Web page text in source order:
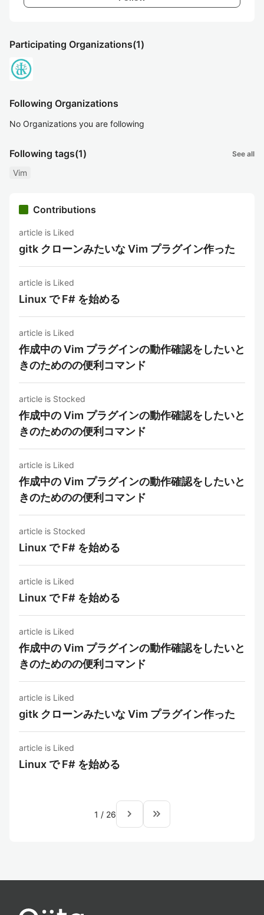
Participating Organizations(1)
Following Organizations
No Organizations you are following
Following tags(1) See all
Vim
Contributions
article is Liked
gitk クローンみたいな Vim プラグイン作った
article is Liked
Linux で F# を始める
article is Liked
作成中の Vim プラグインの動作確認をしたいと
きのためのの便利コマンド
article is Stocked
作成中の Vim プラグインの動作確認をしたいと
きのためのの便利コマンド
article is Liked
作成中の Vim プラグインの動作確認をしたいと
きのためのの便利コマンド
article is Stocked
Linux で F# を始める
article is Liked
Linux で F# を始める
article is Liked
作成中の Vim プラグインの動作確認をしたいと
きのためのの便利コマンド
article is Liked
gitk クローンみたいな Vim プラグイン作った
article is Liked
Linux で F# を始める
1 / 26 navigate_next keyboard_double_arrow_right